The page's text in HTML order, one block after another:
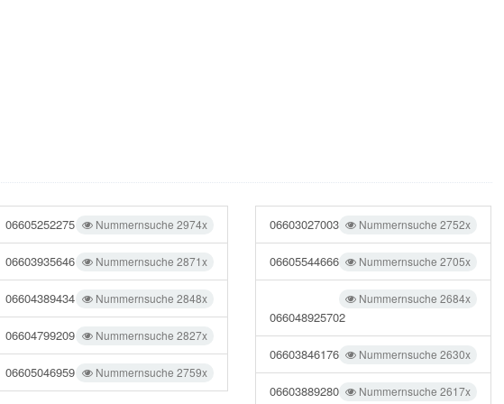
Nummernsuche 2974x
06605252275
Nummernsuche 2871x
06603935646
Nummernsuche 2848x
06604389434
Nummernsuche 2827x
06604799209
Nummernsuche 2759x
06605046959
Nummernsuche 2752x
06603027003
Nummernsuche 2705x
06605544666
Nummernsuche 2684x
066048925702
Nummernsuche 2630x
06603846176
Nummernsuche 2617x
06603889280